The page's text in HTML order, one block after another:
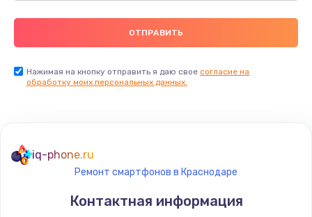
Нажимая на кнопку отправить я даю свое согласие на
обработку моих персональных данных.
iq-phone.ru
Ремонт смартфонов в Краснодаре
Контактная информация